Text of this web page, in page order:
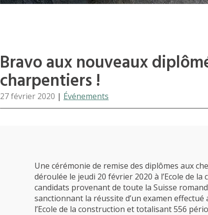
Bravo aux nouveaux
charpentiers !
27 février 2020 | Événements
Une cérémonie de remise des diplômes aux
déroulée le jeudi 20 février 2020 à l’Ecole de
candidats provenant de toute la Suisse
sanctionnant la réussite d’un examen
l’Ecole de la construction et totalisant 556